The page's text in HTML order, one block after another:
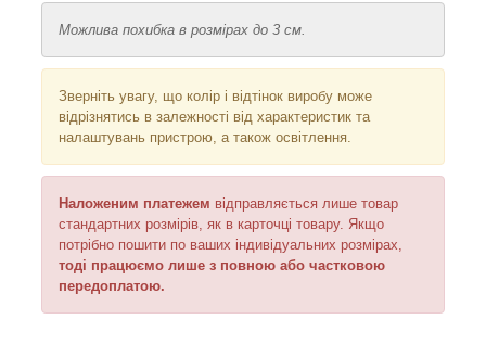
Можлива похибка в розмірах до 3 см.
Зверніть увагу, що колір і відтінок виробу може
відрізнятись в залежності від характеристик та
налаштувань пристрою, а також освітлення.
Наложеним платежем відправляється лише товар
стандартних розмірів, як в карточці товару. Якщо
потрібно пошити по ваших індивідуальних розмірах,
тоді працюємо лише з повною або частковою
передоплатою.